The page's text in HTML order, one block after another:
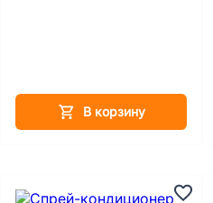
В корзину